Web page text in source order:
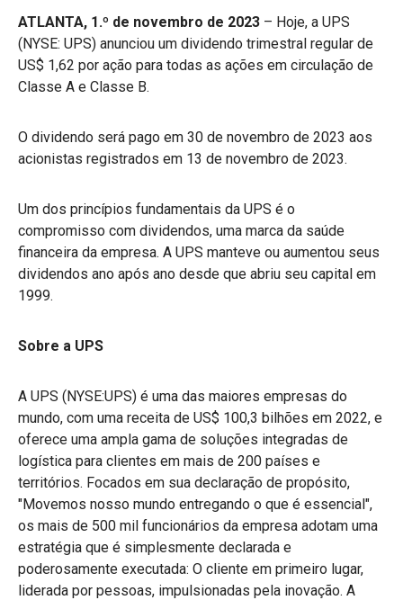
ATLANTA, 1.º de novembro de 2023 – Hoje, a UPS
(NYSE: UPS) anunciou um dividendo trimestral regular de
US$ 1,62 por ação para todas as ações em circulação de
Classe A e Classe B.
O dividendo será pago em 30 de novembro de 2023 aos
acionistas registrados em 13 de novembro de 2023.
Um dos princípios fundamentais da UPS é o
compromisso com dividendos, uma marca da saúde
financeira da empresa. A UPS manteve ou aumentou seus
dividendos ano após ano desde que abriu seu capital em
1999.
Sobre a UPS
A UPS (NYSE:UPS) é uma das maiores empresas do
mundo, com uma receita de US$ 100,3 bilhões em 2022, e
oferece uma ampla gama de soluções integradas de
logística para clientes em mais de 200 países e
territórios. Focados em sua declaração de propósito,
"Movemos nosso mundo entregando o que é essencial",
os mais de 500 mil funcionários da empresa adotam uma
estratégia que é simplesmente declarada e
poderosamente executada: O cliente em primeiro lugar,
liderada por pessoas, impulsionadas pela inovação. A